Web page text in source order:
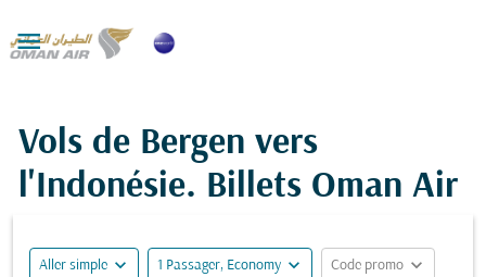

Vols de Bergen vers
l'Indonésie. Billets Oman Air
Aller simple expand_more 1 Passager, Economy expand_more Code promo expand_more